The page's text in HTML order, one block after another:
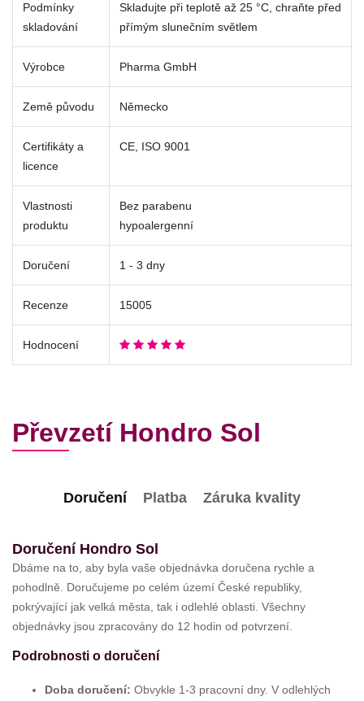
Podmínky
skladování
Skladujte při teplotě až 25 °C, chraňte před
přímým slunečním světlem
Výrobce Pharma GmbH
Země původu Německo
Certifikáty a
licence
CE, ISO 9001
Vlastnosti
produktu
Bez parabenu
hypoalergenní
Doručení 1 - 3 dny
Recenze 15005
Hodnocení
Převzetí Hondro Sol
Doručení Platba Záruka kvality
Doručení Hondro Sol
Dbáme na to, aby byla vaše objednávka doručena rychle a
pohodlně. Doručujeme po celém území České republiky,
pokrývající jak velká města, tak i odlehlé oblasti. Všechny
objednávky jsou zpracovány do 12 hodin od potvrzení.
Podrobnosti o doručení
Doba doručení: Obvykle 1-3 pracovní dny. V odlehlých